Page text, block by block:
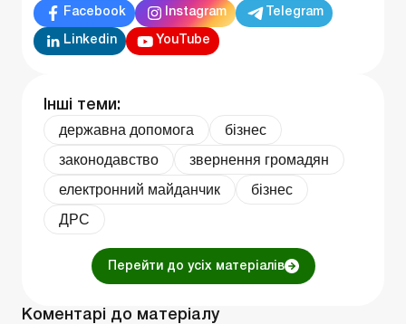
Facebook Instagram Telegram
Linkedin YouTube
Інші теми:
державна допомога
бізнес
законодавство
звернення громадян
електронний майданчик
бізнес
ДРС
Перейти до усіх матеріалів
Коментарі до матеріалу